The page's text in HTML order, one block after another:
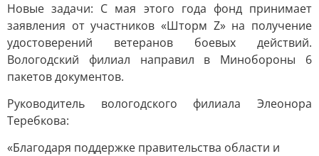
Новые задачи: С мая этого года фонд принимает
заявления от участников «Шторм Z» на получение
удостоверений ветеранов боевых действий.
Вологодский филиал направил в Минобороны 6
пакетов документов.
Руководитель вологодского филиала Элеонора
Теребкова:
«Благодаря поддержке правительства области и